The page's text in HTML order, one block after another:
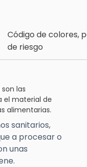
Código de colores,
de riesgo
las
el material de
alimentarias.
sanitarios,
a procesar o
unas